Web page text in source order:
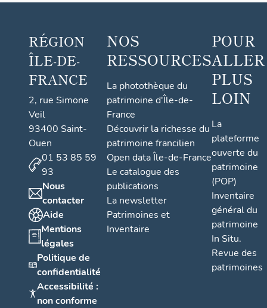
RÉGION
ÎLE-DE-
FRANCE
2, rue Simone
Veil
93400 Saint-
Ouen
01 53 85 59
93
Nous
contacter
Aide
Mentions
légales
Politique de
confidentialité
Accessibilité :
non conforme
NOS
RESSOURCES
La photothèque du
patrimoine d'Île-de-
France
Découvrir la richesse du
patrimoine francilien
Open data Île-de-France
Le catalogue des
publications
La newsletter
Patrimoines et
Inventaire
POUR
ALLER
PLUS
LOIN
La
plateforme
ouverte du
patrimoine
(POP)
Inventaire
général du
patrimoine
In Situ.
Revue des
patrimoines